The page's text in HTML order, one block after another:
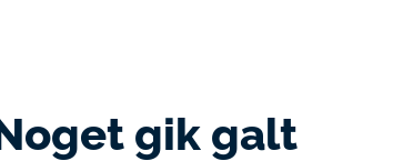
gik galt